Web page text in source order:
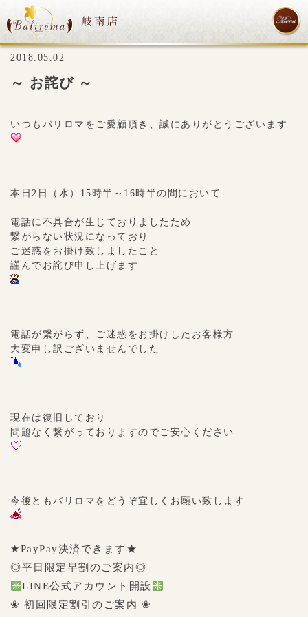
2018.05.02
～ お詫び ～
いつもバリロマをご愛顧頂き、誠にありがとうございます
本日2日（水）15時半～16時半の間において
電話に不具合が生じておりましたため
繋がらない状況になっており
ご迷惑をお掛け致しましたこと
謹んでお詫び申し上げます
電話が繋がらず、ご迷惑をお掛けしたお客様方
大変申し訳ございませんでした
現在は復旧しており
問題なく繋がっておりますのでご安心ください
今後ともバリロマをどうぞ宜しくお願い致します
★PayPay決済できます★
◎平日限定早割のご案内◎
LINE公式アカウント開設
❀ 初回限定割引のご案内 ❀